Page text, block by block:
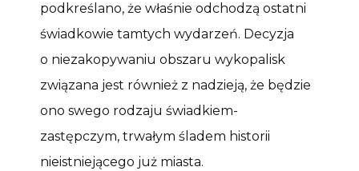
podkreślano, że właśnie odchodzą ostatni
świadkowie tamtych wydarzeń. Decyzja
o niezakopywaniu obszaru wykopalisk
związana jest również z nadzieją, że będzie
ono swego rodzaju świadkiem-
zastępczym, trwałym śladem historii
nieistniejącego już miasta.